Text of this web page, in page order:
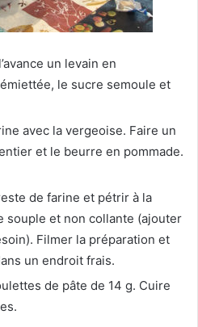
un levain en
le sucre semoule et
avec la vergeoise. Faire un
et le beurre en pommade.
de farine et pétrir à la
souple et non collante (ajouter
Filmer la préparation et
un endroit frais.
de pâte de 14 g. Cuire